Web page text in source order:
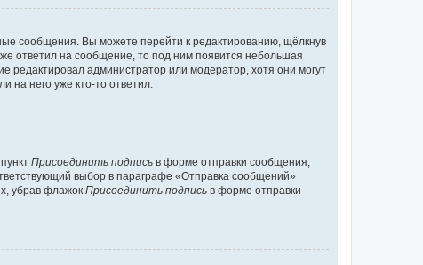
сообщения. Вы можете перейти к редактированию, щёлкнув
ответил на сообщение, то под ним появится небольшая
редактировал администратор или модератор, хотя они могут
на него уже кто-то ответил.
Присоединить подпись в форме отправки сообщения,
выбор в параграфе «Отправка сообщений»
убрав флажок Присоединить подпись в форме отправки